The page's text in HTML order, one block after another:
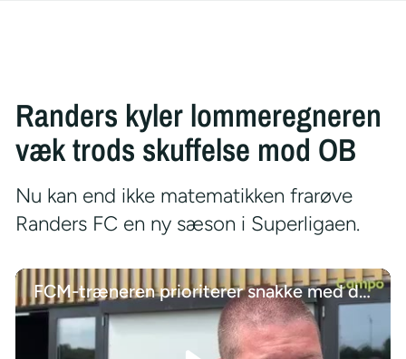
Randers kyler lommeregneren
væk trods skuffelse mod OB
Nu kan end ikke matematikken frarøve
Randers FC en ny sæson i Superligaen.
FCM-træneren prioriterer snakke med de unge talenter